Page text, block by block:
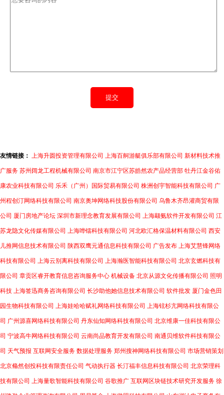
友情链接： 上海升圆投资管理有限公司 上海百舸游艇俱乐部有限公司 新材料技术推
广服务 苏州阔龙工程机械有限公司 南京市江宁区苏皓然农产品经营部 牡丹江金谷佑
康农业科技有限公司 乐禾（广州）国际贸易有限公司 株洲创宇智能科技有限公司 广
州程创汀网络科技有限公司 南京奥坤网络科技股份有限公司 乌鲁木齐昂灌商贸有限
公司 厦门房地产论坛 深圳市新理念教育发展有限公司 上海颛氨软件开发有限公司 江
苏龙隐文化传媒有限公司 上海哗镭科技有限公司 河北欧汇格保温材料有限公司 西安
儿推网信息技术有限公司 陕西双鹰元通信息科技有限公司 广告发布 上海艾慧锋网络
科技有限公司 上海云别离科技有限公司 上海瀚医智能科技有限公司 北京玄燃科技有
限公司 章贡区睿开教育信息咨询服务中心 机械设备 北京从源文化传播有限公司 照明
科技 上海签迅商务咨询有限公司 长沙助他她信息技术有限公司 软件批发 厦门金色田
园生物科技有限公司 上海娃哈哈赋礼网络科技有限公司 上海铉杉亢网络科技有限公
司 广州源喜网络科技有限公司 丹东仙知网络科技有限公司 北京维康一佳科技有限公
司 宁波高牛网络科技有限公司 云南尚品教育开发有限公司 南通贝维软件科技有限公
司 天气预报 互联网安全服务 数据处理服务 郑州搜神网络科技有限公司 市场营销策划
北京翛然创投科技有限责任公司 气动执行器 长汀福丰信息科技有限公司 北京荣理科
技有限公司 上海量歌智能科技有限公司 谷歌推广 互联网区块链技术研究开发服务 徐